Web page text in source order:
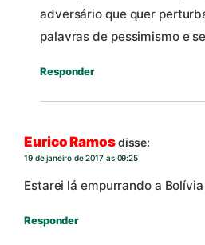
adversário que quer
palavras de pessimismo e
Responder
Eurico Ramosdisse:
19 de janeiro de 2017 às 09:25
Estarei lá empurrando a
Responder